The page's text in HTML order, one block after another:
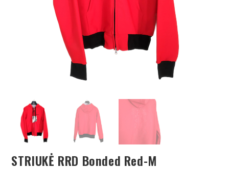
STRIUKĖ RRD Bonded Red-M